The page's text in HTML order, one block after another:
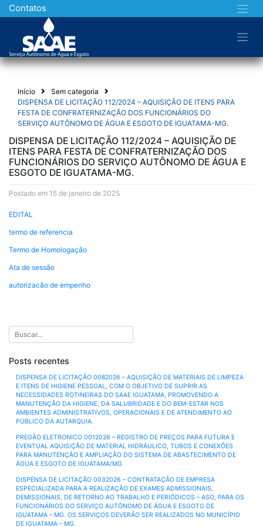
Skip
to
Contatos
Início
Sem categoria
DISPENSA DE LICITAÇÃO 112/2024 – AQUISIÇÃO DE ITENS PARA
FESTA DE CONFRATERNIZAÇÃO DOS FUNCIONÁRIOS DO
SERVIÇO AUTÔNOMO DE ÁGUA E ESGOTO DE IGUATAMA-MG.
DISPENSA DE LICITAÇÃO 112/2024 – AQUISIÇÃO DE
ITENS PARA FESTA DE CONFRATERNIZAÇÃO DOS
FUNCIONÁRIOS DO SERVIÇO AUTÔNOMO DE ÁGUA E
ESGOTO DE IGUATAMA-MG.
Postado em 15 de janeiro de 2025
EDITAL
termo de referencia
Termo de Homologação
Ata de sessão
autorizacão de empenho
Posts recentes
DISPENSA DE LICITAÇÃO 0082026 – AQUISIÇÃO DE MATERIAIS DE LIMPEZA
E ITENS DE HIGIENE PESSOAL, COM O OBJETIVO DE SUPRIR AS
NECESSIDADES ROTINEIRAS DO SAAE IGUATAMA, PROMOVENDO A
MANUTENÇÃO DA HIGIENE, DA SALUBRIDADE E DO BEM-ESTAR NOS
AMBIENTES ADMINISTRATIVOS, OPERACIONAIS E DE ATENDIMENTO AO
PÚBLICO DA AUTARQUIA.
PREGÃO ELETRONICO 0012026 – REGISTRO DE PREÇOS PARA FUTURA E
EVENTUAL AQUISIÇÃO DE MATERIAL HIDRÁULICO, TUBOS E CONEXÕES
PARA MANUTENÇÃO E AMPLIAÇÃO DO SISTEMA DE ABASTECIMENTO DE
ÁGUA E ESGOTO DE IGUATAMA/MG
DISPENSA DE LICITAÇÃO 0032026 – CONTRATAÇÃO DE EMPRESA
ESPECIALIZADA PARA A REALIZAÇÃO DE EXAMES ADMISSIONAIS,
DEMISSIONAIS, DE RETORNO AO TRABALHO E PERIÓDICOS – ASO, PARA OS
FUNCIONÁRIOS DO SERVIÇO AUTÔNOMO DE ÁGUA E ESGOTO DE
IGUATAMA – MG. OS SERVIÇOS DEVERÃO SER REALIZADOS NO MUNICÍPIO
DE IGUATAMA – MG.